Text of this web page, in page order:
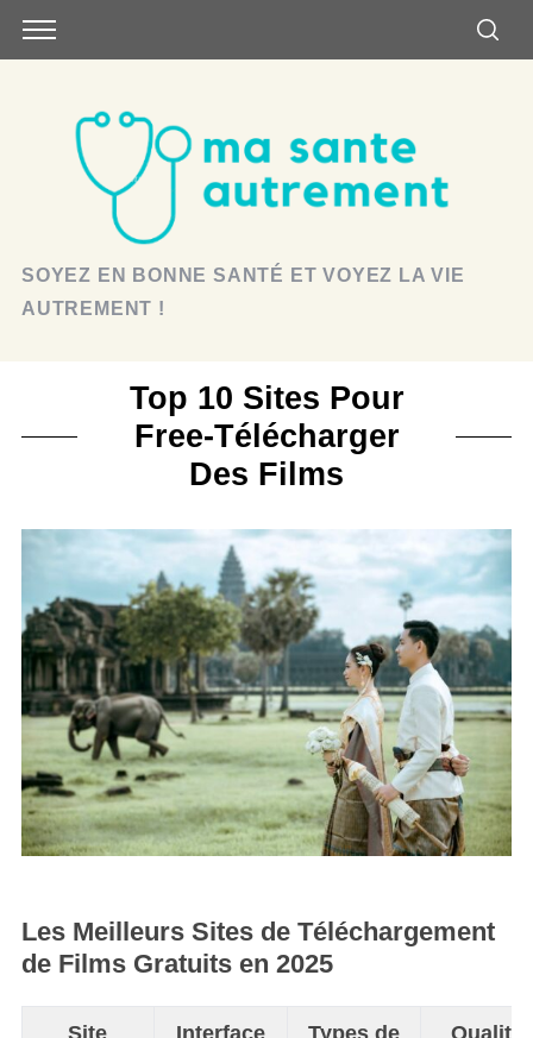
SOYEZ EN BONNE SANTÉ ET VOYEZ LA VIE
AUTREMENT !
Top 10 Sites Pour
Free-Télécharger
Des Films
Les Meilleurs Sites de Téléchargement
de Films Gratuits en 2025